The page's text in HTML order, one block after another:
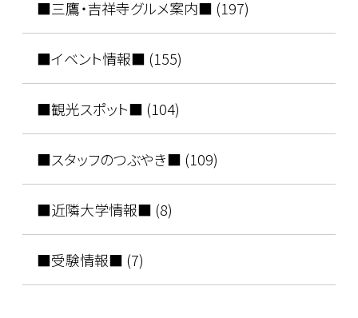
■三鷹・吉祥寺グルメ案内■ (197)
■イベント情報■ (155)
■観光スポット■ (104)
■スタッフのつぶやき■ (109)
■近隣大学情報■ (8)
■受験情報■ (7)